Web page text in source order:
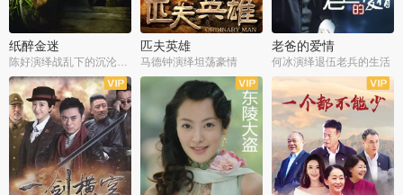
纸醉金迷 匹夫英雄
马德钟演绎坦荡豪情
老爸的爱情
何冰演绎退伍老兵的生活
全40集
全33集 全36集